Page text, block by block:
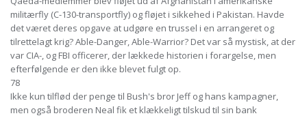
militærfly (C-130-transportfly) og fløjet i sikkehed i Pakistan. Havde
det været deres opgave at udgøre en trussel i en arrangeret og
tilrettelagt krig? Able-Danger, Able-Warrior? Det var så mystisk, at der
var CIA-, og FBI officerer, der lækkede historien i forargelse, men
efterfølgende er den ikke blevet fulgt op.
78
Ikke kun tilflød der penge til Bush's bror Jeff og hans kampagner,
men også broderen Neal fik et klækkeligt tilskud til sin bank